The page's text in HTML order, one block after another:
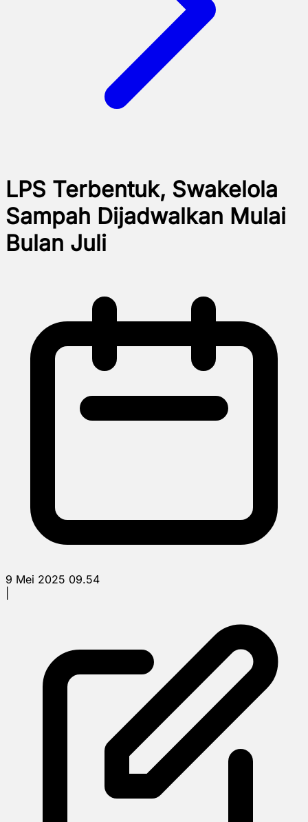
LPS Terbentuk, Swakelola
Sampah Dijadwalkan Mulai
Bulan Juli
9 Mei 2025 09.54